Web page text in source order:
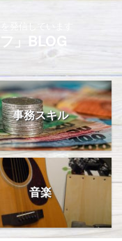
」BLOG
事務スキル
音楽